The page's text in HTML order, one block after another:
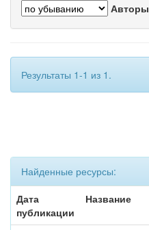
Авторы
Результаты 1-1 из 1.
Найденные ресурсы:
Дата
публикации
Название